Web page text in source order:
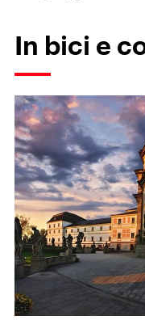
In bici e